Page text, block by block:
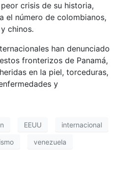
crisis de su historia,
el número de colombianos,
chinos.
han denunciado
fronterizos de Panamá,
en la piel, torceduras,
y
EEUU internacional
venezuela